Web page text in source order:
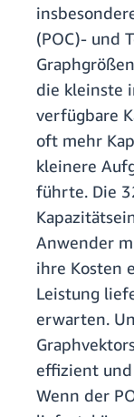
(POC)- und
die kleinste
verfügbare
oft mehr
kleinere
führte. Die
Anwender
ihre Kosten
Leistung
erwarten.
effizient und
Wenn der